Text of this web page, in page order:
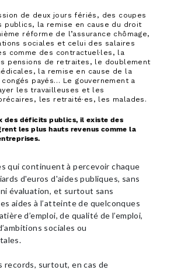
de deux jours fériés, des coupes
publics, la remise en cause du droit
réforme de l’assurance chômage,
sociales et celui des salaires
comme des contractuel·les, la
pensions de retraites, le doublement
la remise en cause de la
congés payés… Le gouvernement a
les travailleuses et les
les retraité·es, les malades.
des déficits publics, il existe des
les plus hauts revenus comme la
qui continuent à percevoir chaque
d'euros d'aides publiques, sans
évaluation, et surtout sans
aides à l’atteinte de quelconques
d’emploi, de qualité de l’emploi,
sociales ou
records, surtout, en cas de